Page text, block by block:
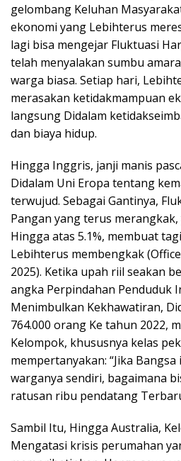
gelombang Keluhan
ekonomi yang Lebihterus
lagi bisa mengejar Fluktuasi
telah menyalakan sumbu
warga biasa. Setiap hari,
merasakan ketidakmampuan
langsung Didalam
dan biaya hidup.
Hingga Inggris, janji manis
Didalam Uni Eropa tentang
terwujud. Sebagai Gantinya,
Pangan yang terus
Hingga atas 5.1%, membuat
Lebihterus membengkak
2025). Ketika upah riil seakan
angka Perpindahan Penduduk
Menimbulkan Kekhawatiran,
764.000 orang Ke tahun 2022,
Kelompok, khususnya kelas
mempertanyakan: “Jika
warganya sendiri, bagaimana
ratusan ribu pendatang
Sambil Itu, Hingga Australia,
Mengatasi krisis perumahan